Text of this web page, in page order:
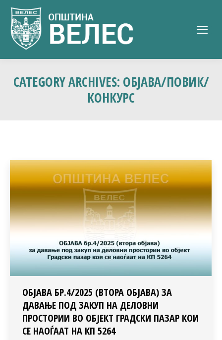
CATEGORY ARCHIVES: ОБЈАВА/ПОВИК/
КОНКУРС
ОБЈАВА БР.4/2025 (ВТОРА ОБЈАВА) ЗА
ДАВАЊЕ ПОД ЗАКУП НА ДЕЛОВНИ
ПРОСТОРИИ ВО ОБЈЕКТ ГРАДСКИ ПАЗАР КОИ
СЕ НАОЃААТ НА КП 5264